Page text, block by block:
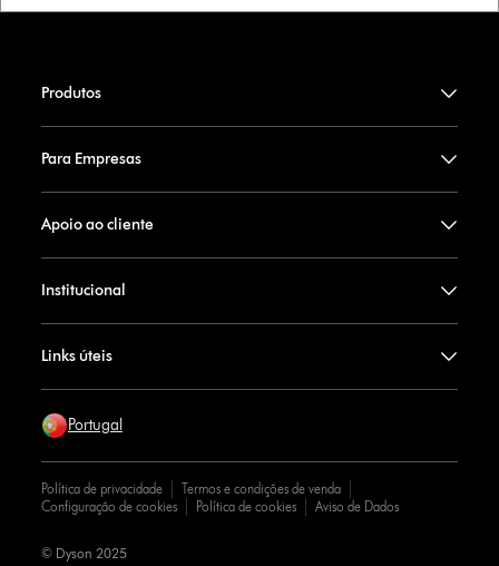
Produtos
Para Empresas
Apoio ao cliente
Institucional
Links úteis
Portugal
Política de privacidade
Termos e condições de venda
Configuração de cookies
Política de cookies Aviso de Dados
© Dyson 2025